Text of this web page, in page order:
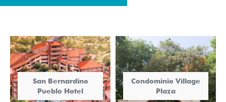
San Bernardino
Pueblo Hotel
Condominio Village
Plaza